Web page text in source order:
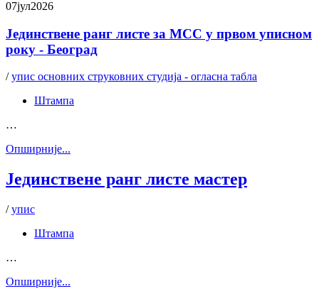
07јул2026
Јединствене ранг листе за МСС у првом уписном
року - Београд
/упис основних струковних студија - огласна табла
Штампа
…
Oпширније...
Jединствене ранг листе мастер
/упис
Штампа
…
Oпширније...